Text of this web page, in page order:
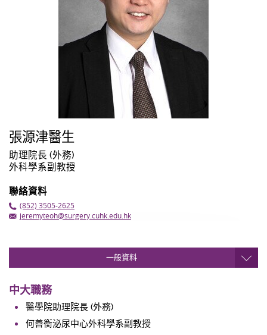
張源津醫生
助理院長 (外務)
外科學系副教授
聯絡資料
(852) 3505-2625
jeremyteoh@surgery.cuhk.edu.hk
一般資料
中大職務
醫學院助理院長 (外務)
何善衡泌尿中心外科學系副教授